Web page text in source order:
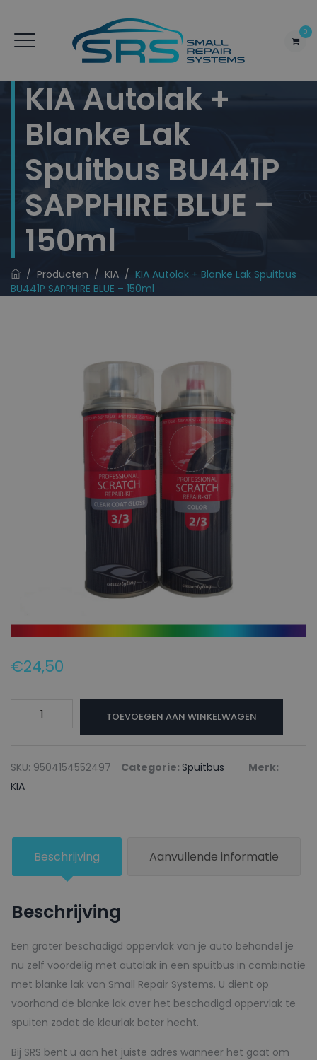
0
KIA Autolak +
Blanke Lak
Spuitbus BU441P
SAPPHIRE BLUE –
150ml
/ Producten / KIA / KIA Autolak + Blanke Lak Spuitbus
BU441P SAPPHIRE BLUE – 150ml
€24,50
Blanke
lak
SAPPHIRE
-
aantal
TOEVOEGEN AAN WINKELWAGEN
SKU: 9504154552497 Categorie: Spuitbus
Merk:
KIA
Beschrijving Aanvullende informatie
Beschrijving
Een groter beschadigd oppervlak van je auto behandel je
nu zelf voordelig met autolak in een spuitbus in combinatie
met blanke lak van Small Repair Systems. U dient op
voorhand de blanke lak over het beschadigd oppervlak te
spuiten zodat de kleurlak beter hecht.
Bij SRS bent u aan het juiste adres wanneer het gaat om